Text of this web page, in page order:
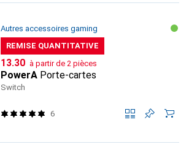
Autres accessoires gaming
REMISE QUANTITATIVE
CHF
13.30 à partir de 2 pièces
PowerA Porte-cartes
Switch
6